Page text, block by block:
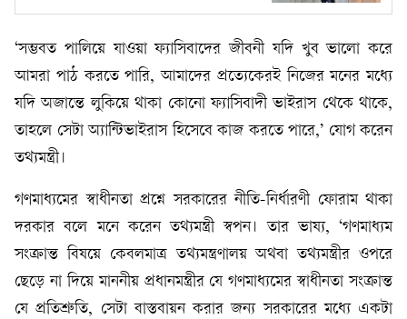
‘সম্ভবত পালিয়ে যাওয়া ফ্যাসিবাদের জীবনী যদি খুব ভালো করে
আমরা পাঠ করতে পারি, আমাদের প্রত্যেকেরই নিজের মনের মধ্যে
যদি অজান্তে লুকিয়ে থাকা কোনো ফ্যাসিবাদী ভাইরাস থেকে থাকে,
তাহলে সেটা অ্যান্টিভাইরাস হিসেবে কাজ করতে পারে,’ যোগ করেন
তথ্যমন্ত্রী।
গণমাধ্যমের স্বাধীনতা প্রশ্নে সরকারের নীতি-নির্ধারণী ফোরাম থাকা
দরকার বলে মনে করেন তথ্যমন্ত্রী স্বপন। তার ভাষ্য, ‘গণমাধ্যম
সংক্রান্ত বিষয়ে কেবলমাত্র তথ্যমন্ত্রণালয় অথবা তথ্যমন্ত্রীর ওপরে
ছেড়ে না দিয়ে মাননীয় প্রধানমন্ত্রীর যে গণমাধ্যমের স্বাধীনতা সংক্রান্ত
যে প্রতিশ্রুতি, সেটা বাস্তবায়ন করার জন্য সরকারের মধ্যে একটা